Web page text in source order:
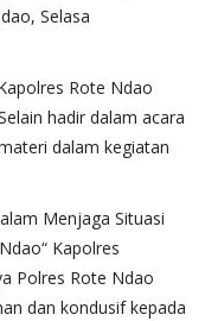
Selasa
Rote Ndao
hadir dalam acara
dalam kegiatan
Menjaga Situasi
Kapolres
Polres Rote Ndao
dan kondusif kepada